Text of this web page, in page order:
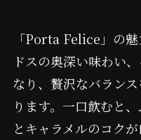
「Porta Felice」の
ドスの奥深い味わい
なり、贅沢なバラン
ります。一口飲むと
とキャラメルのコク